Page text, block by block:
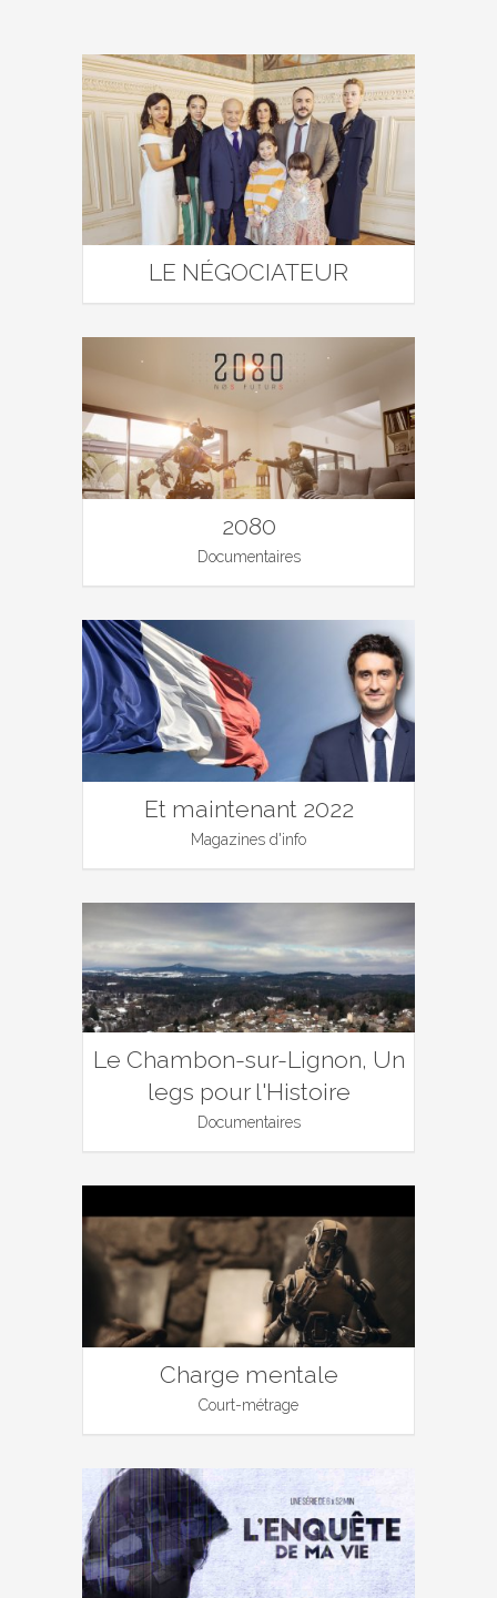
LE NÉGOCIATEUR
2080
Documentaires
Et maintenant 2022
Magazines d'info
Le Chambon-sur-Lignon, Un
legs pour l'Histoire
Documentaires
Charge mentale
Court-métrage